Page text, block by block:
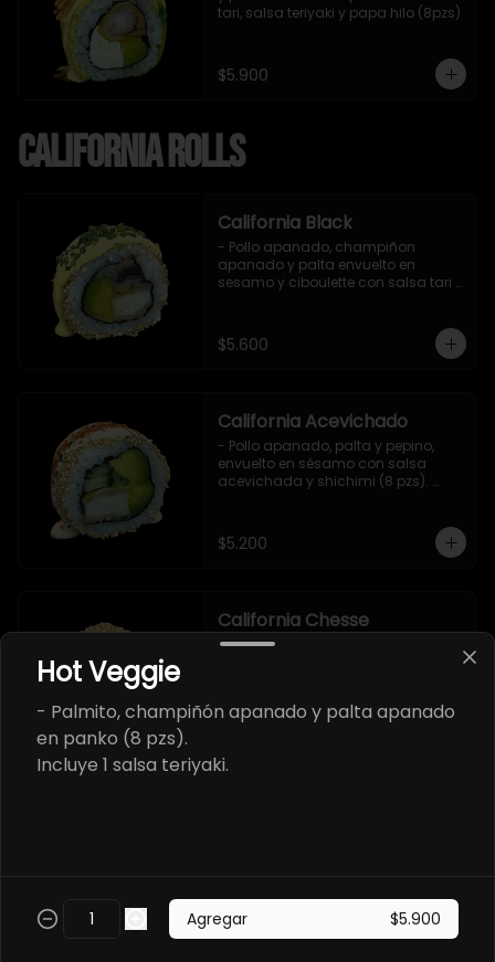
tari, salsa teriyaki y papa hilo (8pzs)
$5.900
California Rolls
California Black
- Pollo apanado, champiñon
apanado y palta envuelto en
sesamo y ciboulette con salsa tari
$5.600
California Acevichado
- Pollo apanado, palta y pepino,
envuelto en sésamo con salsa
acevichada y shichimi (8 pzs).
$5.200
California Chesse
- Salmon, queso crema y cebollin
$5.700
Hot Veggie
- Palmito, champiñón apanado y palta apanado
en panko (8 pzs).
Incluye 1 salsa teriyaki.
Agregar $5.900